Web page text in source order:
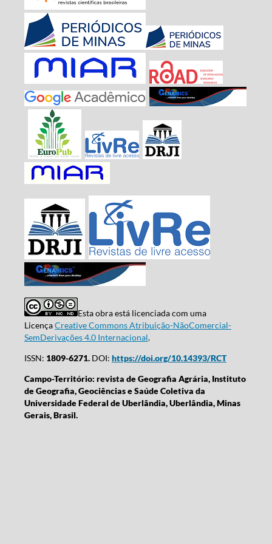
Esta obra está licenciada com uma
LicençaCreative Commons Atribuição-NãoComercial-
SemDerivações 4.0 Internacional.
ISSN: 1809-6271.DOI: https://doi.org/10.14393/RCT
Campo-Território: revista de Geografia Agrária, Instituto
de Geografia, Geociências e Saúde Coletiva da
Universidade Federal de Uberlândia, Uberlândia, Minas
Gerais, Brasil.